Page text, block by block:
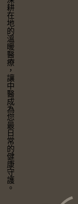
深耕在地的溫暖醫療，
讓中醫成為您最日常的健康守護。